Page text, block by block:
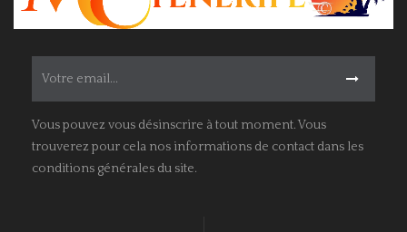
Vous pouvez vous désinscrire à tout moment. Vous
trouverez pour cela nos informations de contact dans les
conditions générales du site.